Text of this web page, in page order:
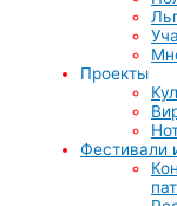
Проекты
Фестивали